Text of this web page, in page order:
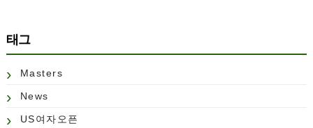
태그
Masters
News
US여자오픈